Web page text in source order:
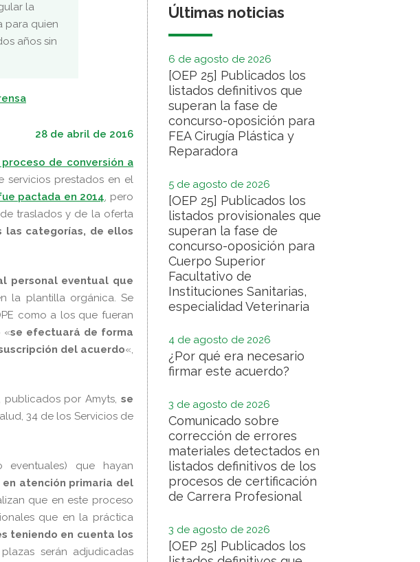
la
para quien
años sin
28 de abril de 2016
de conversión a
servicios prestados en el
pactada en 2014, pero
traslados y de la oferta
las categorías, de ellos
personal eventual que
la plantilla orgánica. Se
como a los que fueran
«se efectuará de forma
del acuerdo«,
por Amyts, se
34 de los Servicios de
que hayan
atención primaria del
que en este proceso
que en la práctica
teniendo en cuenta los
serán adjudicadas
Últimas noticias
6 de agosto de 2026
[OEP 25] Publicados los
listados definitivos que
superan la fase de
concurso-oposición para
FEA Cirugía Plástica y
Reparadora
5 de agosto de 2026
[OEP 25] Publicados los
listados provisionales que
superan la fase de
concurso-oposición para
Cuerpo Superior
Facultativo de
Instituciones Sanitarias,
especialidad Veterinaria
4 de agosto de 2026
¿Por qué era necesario
firmar este acuerdo?
3 de agosto de 2026
Comunicado sobre
corrección de errores
materiales detectados en
listados definitivos de los
procesos de certificación
de Carrera Profesional
3 de agosto de 2026
[OEP 25] Publicados los